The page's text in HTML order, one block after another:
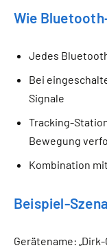
Wie
Jedes
Bei
Signale
Tracking-
Bewegung
Kombination
Beispiel-
Gerätename: